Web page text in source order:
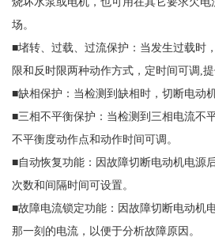
场。
■堵转、过载、过流保护：当发生过载时
限和反时限两种动作方式，定时间可调,提
■缺相保护：当检测到缺相时，切断电动
■三相不平衡保护：当检测到三相电流不
不平衡度动作点和动作时间可调。
■自动恢复功能：因故障切断电动机电源
次数和间隔时间可设置。
■故障电流锁定功能：因故障切断电动机
那一刻的电流，以便于分析故障原因。